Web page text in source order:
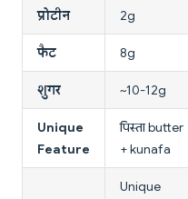
प्रोटीन 2g
फैट 8g
शुगर ~10-12g
Unique
Feature
पिस्ता butter
+ kunafa
Unique